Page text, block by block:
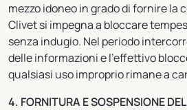
mezzo idoneo in grado di fornire la
Clivet si impegna a bloccare
senza indugio. Nel periodo
delle informazioni e l'effettivo
qualsiasi uso improprio rimane a
4. FORNITURA E SOSPENSIONE